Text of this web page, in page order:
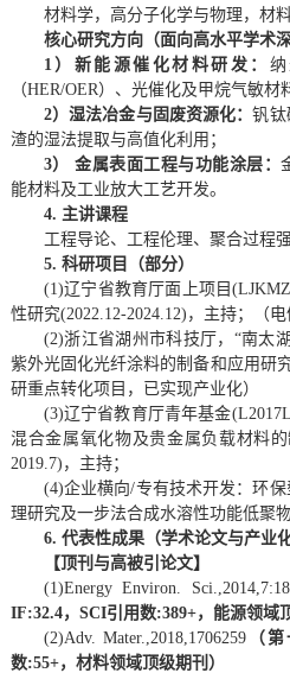
材料学，高分子化学与物理，材
核心研究方向（面向高水平学术
1 ）新能源催化材料研发：
（HER/OER）、光催化及甲烷气敏材
2）湿法冶金与固废资源化：钒钛
渣的湿法提取与高值化利用；
3）金属表面工程与功能涂层：
能材料及工业放大工艺开发。
4. 主讲课程
工程导论、工程伦理、聚合过程
5. 科研项目（部分）
(1)辽宁省教育厅面上项目
性研究(2022.12-2024.12)，主持；（电
(2)浙江省湖州市科技厅，“南太
紫外光固化光纤涂料的制备和应用研
研重点转化项目，已实现产业化）
(3)辽宁省教育厅青年基金
混合金属氧化物及贵金属负载材料
2019.7)，主持；
(4)企业横向/专有技术开发：环
理研究及一步法合成水溶性功能低聚
6. 代表性成果（学术论文与产业化
【顶刊与高被引论文】
(1)EnergyEnviron. Sci.
IF:32.4，SCI引用数:389+，能源领域
(2)Adv. Mater. ,2018,1706259（第
数:55+，材料领域顶级期刊）